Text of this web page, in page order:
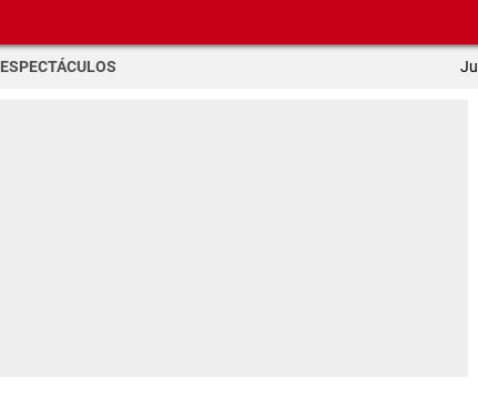
ESPECTÁCULOS